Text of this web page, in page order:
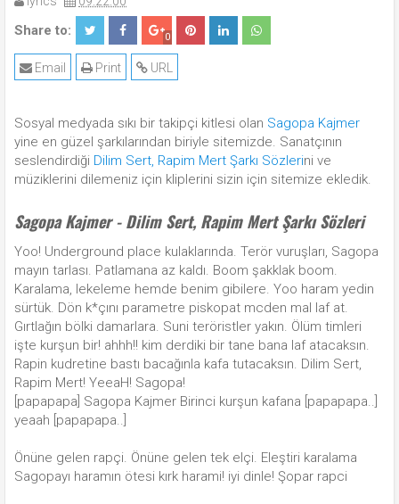
Share to: 0
URL
Print
Email
Sosyal medyada sıkı bir takipçi kitlesi olan Sagopa Kajmer
yine en güzel şarkılarından biriyle sitemizde. Sanatçının
seslendirdiği Dilim Sert, Rapim Mert Şarkı Sözlerini ve
müziklerini dilemeniz için kliplerini sizin için sitemize ekledik.
Sagopa Kajmer - Dilim Sert, Rapim Mert Şarkı Sözleri
Yoo! Underground place kulaklarında. Terör vuruşları, Sagopa
mayın tarlası. Patlamana az kaldı. Boom şakklak boom.
Karalama, lekeleme hemde benim gibilere. Yoo haram yedin
sürtük. Dön k*çını parametre piskopat mcden mal laf at.
Gırtlağın bölki damarlara. Suni teröristler yakın. Ölüm timleri
işte kurşun bir! ahhh!! kim derdiki bir tane bana laf atacaksın.
Rapin kudretine bastı bacağınla kafa tutacaksın. Dilim Sert,
Rapim Mert! YeeaH! Sagopa!
[papapapa] Sagopa Kajmer Birinci kurşun kafana [papapapa..]
yeaah [papapapa..]
Önüne gelen rapçi. Önüne gelen tek elçi. Eleştiri karalama
Sagopayı haramın ötesi kırk harami! iyi dinle! Şopar rapci